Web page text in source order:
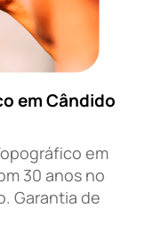
em Cândido
em
30 anos no
Garantia de